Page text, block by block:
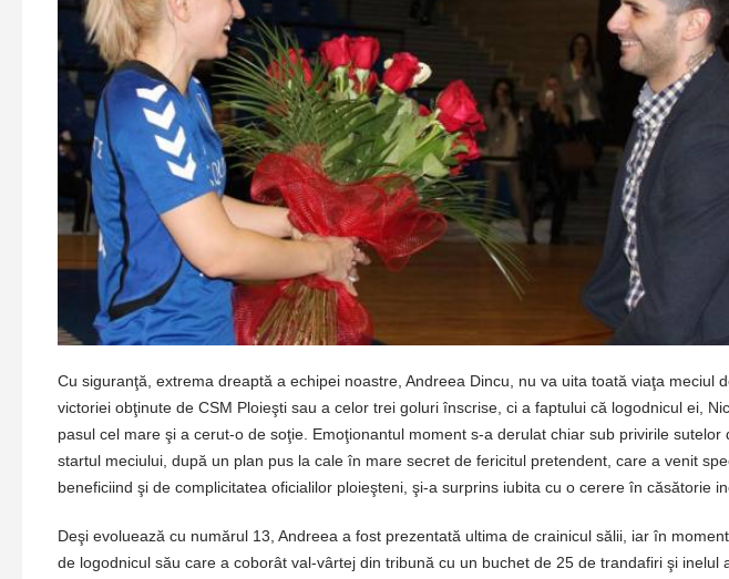
Cu siguranţă, extrema dreaptă a echipei noastre, Andreea Dincu, nu va uita toată viaţa meciul
victoriei obţinute de CSM Ploieşti sau a celor trei goluri înscrise, ci a faptului că logodnicul ei,
pasul cel mare şi a cerut-o de soţie. Emoţionantul moment s-a derulat chiar sub privirile sutelor
startul meciului, după un plan pus la cale în mare secret de fericitul pretendent, care a venit
beneficiind şi de complicitatea oficialilor ploieşteni, şi-a surprins iubita cu o cerere în căsătorie
Deşi evoluează cu numărul 13, Andreea a fost prezentată ultima de crainicul sălii, iar în
de logodnicul său care a coborât val-vârtej din tribună cu un buchet de 25 de trandafiri şi inelul